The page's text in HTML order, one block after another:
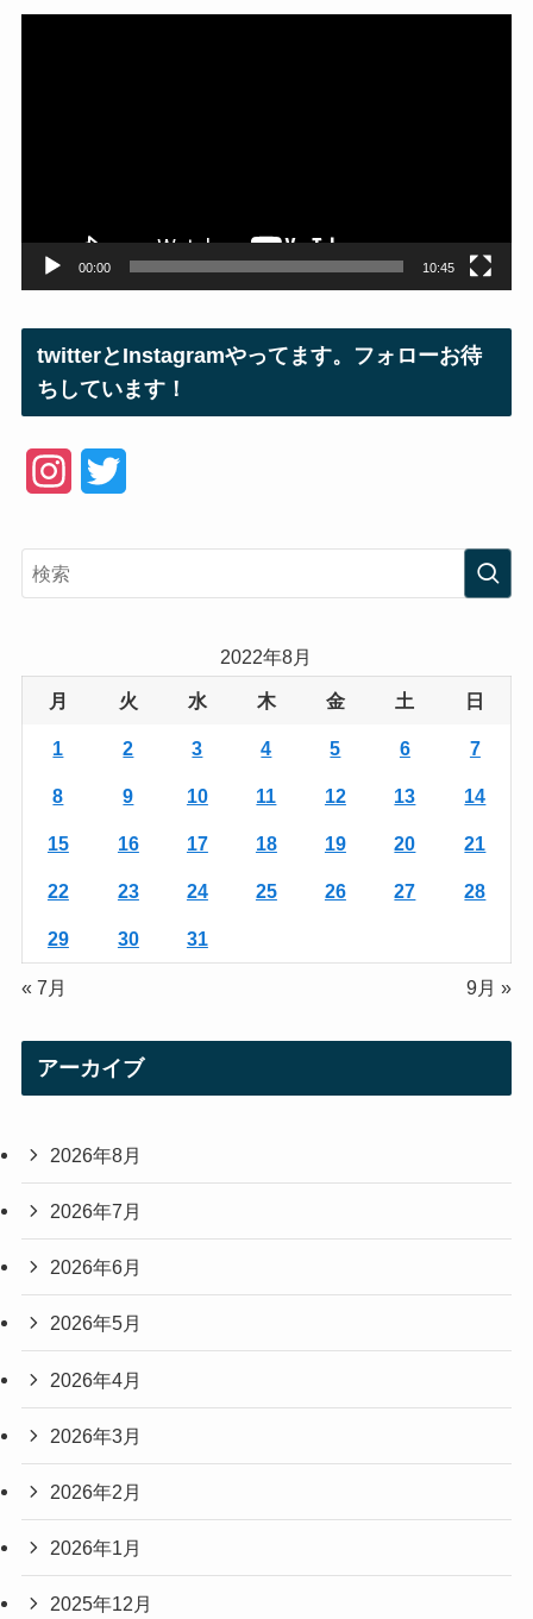
00:00 10:45
twitterとInstagramやってます。フォローお待
ちしています！
e
r
2022年8月
月 火 水 木 金 土 日
1 2 3 4 5 6 7
8 9 10 11 12 13 14
15 16 17 18 19 20 21
22 23 24 25 26 27 28
29 30 31
« 7月 9月 »
アーカイブ
2026年8月
2026年7月
2026年6月
2026年5月
2026年4月
2026年3月
2026年2月
2026年1月
2025年12月